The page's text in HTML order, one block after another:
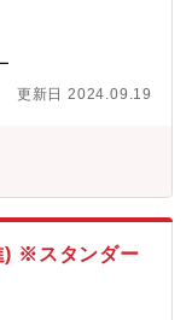
管理 ※ご自身のス
けます！【魅力】■
の中でも同社は特
フェーズでご経験
統合に伴う増員。
更新日 2024.09.19
) ※スタンダー